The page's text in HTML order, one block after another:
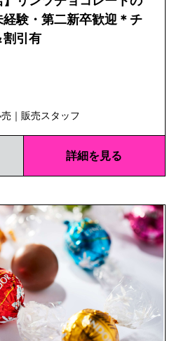
験・第二新卒歓迎＊チ
割引有
｜販売スタッフ
詳細を見る